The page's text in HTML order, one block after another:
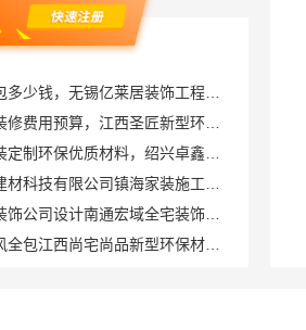
国内专业室内装修费用预算，江西圣匠新型环保材料有限公司
绍兴个性化家装定制环保优质材料，绍兴卓鑫装饰材料有限公司
宁波雅美和居建材科技有限公司镇海家装施工对接渠道
南通海安毛坯装饰公司设计南通宏域全宅装饰建材有限公司
江西装修原木风全包江西尚宅尚品新型环保材料有限公司
晋宁重钢建房报价透明，云南晟构建筑建材有限公司为您服务